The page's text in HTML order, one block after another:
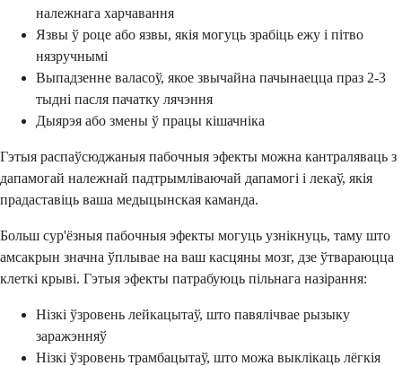
належнага харчавання
Язвы ў роце або язвы, якія могуць зрабіць ежу і пітво
нязручнымі
Выпадзенне валасоў, якое звычайна пачынаецца праз 2-3
тыдні пасля пачатку лячэння
Дыярэя або змены ў працы кішачніка
Гэтыя распаўсюджаныя пабочныя эфекты можна кантраляваць з
дапамогай належнай падтрымліваючай дапамогі і лекаў, якія
прадаставіць ваша медыцынская каманда.
Больш сур'ёзныя пабочныя эфекты могуць узнікнуць, таму што
амсакрын значна ўплывае на ваш касцяны мозг, дзе ўтвараюцца
клеткі крыві. Гэтыя эфекты патрабуюць пільнага назірання:
Нізкі ўзровень лейкацытаў, што павялічвае рызыку
заражэнняў
Нізкі ўзровень трамбацытаў, што можа выклікаць лёгкія